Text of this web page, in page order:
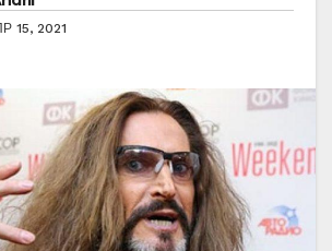
15, 2021